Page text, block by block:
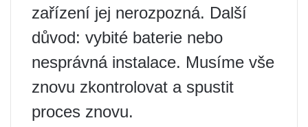
zařízení jej nerozpozná. Další
důvod: vybité baterie nebo
nesprávná instalace. Musíme vše
znovu zkontrolovat a spustit
proces znovu.